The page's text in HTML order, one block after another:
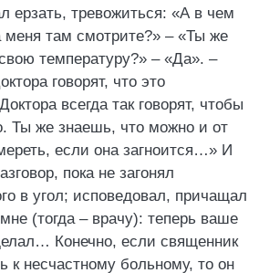
ерзать, тревожиться: «А в чем
там смотрите?» – «Ты же
температуру?» – «Да». –
говорят, что это
всегда так говорят, чтобы
Ты же знаешь, что можно и от
если она загноится…» И
пока не загонял
в угол; исповедовал, причащал
(тогда – врачу): теперь ваше
Конечно, если священник
к несчастному больному, то он